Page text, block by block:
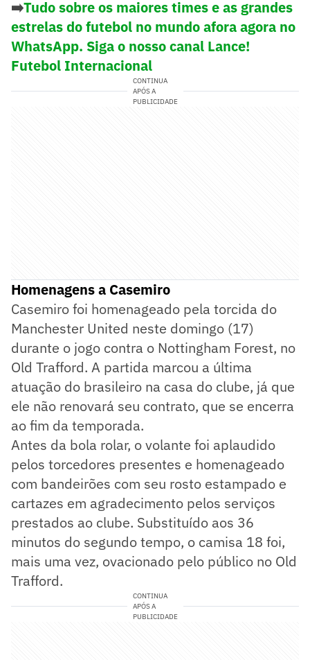
➡️Tudo sobre os maiores times e as grandes
estrelas do futebol no mundo afora agora no
WhatsApp. Siga o nosso canal Lance!
Futebol Internacional
CONTINUA
APÓS A
PUBLICIDADE
Homenagens a Casemiro
Casemiro foi homenageado pela torcida do
Manchester United neste domingo (17)
durante o jogo contra o Nottingham Forest, no
Old Trafford. A partida marcou a última
atuação do brasileiro na casa do clube, já que
ele não renovará seu contrato, que se encerra
ao fim da temporada.
Antes da bola rolar, o volante foi aplaudido
pelos torcedores presentes e homenageado
com bandeirões com seu rosto estampado e
cartazes em agradecimento pelos serviços
prestados ao clube. Substituído aos 36
minutos do segundo tempo, o camisa 18 foi,
mais uma vez, ovacionado pelo público no Old
Trafford.
CONTINUA
APÓS A
PUBLICIDADE